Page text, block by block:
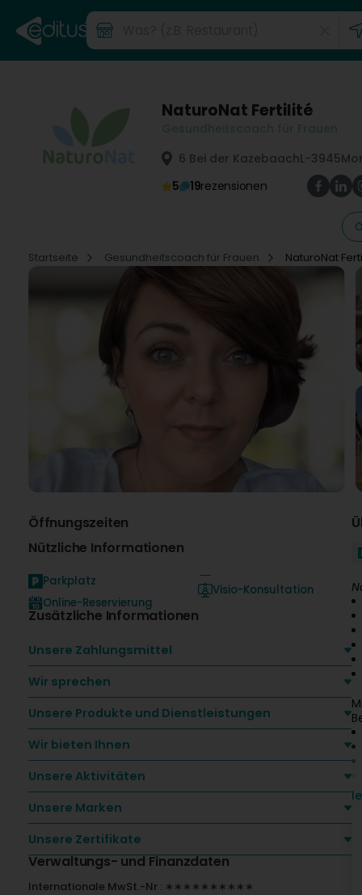
NaturoNat Fertilité
6 Bei der KazebaachL-3945
5
19rezensionen
Startseite
Gesundheitscoach für Frauen NaturoNat
Öffnungszeiten
Nützliche Informationen
Parkplatz
Online-Reservierung
Visio-Konsultation
Zusätzliche Informationen
Unsere Zahlungsmittel
Wir sprechen
Unsere Produkte und Dienstleistungen
Wir bieten Ihnen
Unsere Aktivitäten
Unsere Marken
Unsere Zertifikate
Verwaltungs- und Finanzdaten
Internationale MwSt.-Nr : ∗∗∗∗∗∗∗∗∗∗